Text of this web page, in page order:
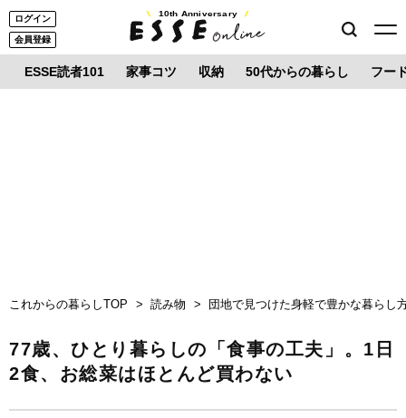
ログイン
会員登録
10th Anniversary
ESSE読者101 家事コツ 収納 50代からの暮らし フー
これからの暮らしTOP 読み物 団地で見つけた身軽で豊かな暮らし
77歳、ひとり暮らしの「食事の工夫」。1日
2食、お総菜はほとんど買わない